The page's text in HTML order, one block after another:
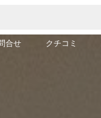
合せ クチコミ